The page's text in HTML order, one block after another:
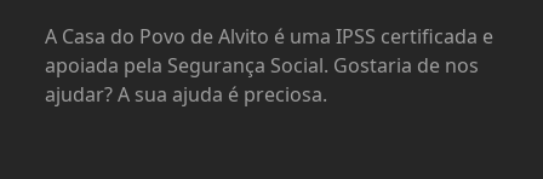
A Casa do Povo de Alvito é uma IPSS certificada e
apoiada pela Segurança Social. Gostaria de nos
ajudar? A sua ajuda é preciosa.